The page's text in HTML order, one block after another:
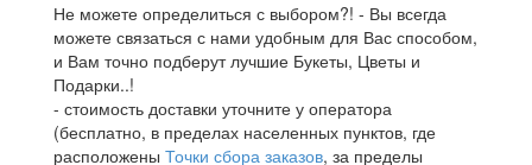
Не можете определиться с выбором?! - Вы всегда
можете связаться с нами удобным для Вас способом,
и Вам точно подберут лучшие Букеты, Цветы и
Подарки..!
- стоимость доставки уточните у оператора
(бесплатно, в пределах населенных пунктов, где
расположены Точки сбора заказов, за пределы